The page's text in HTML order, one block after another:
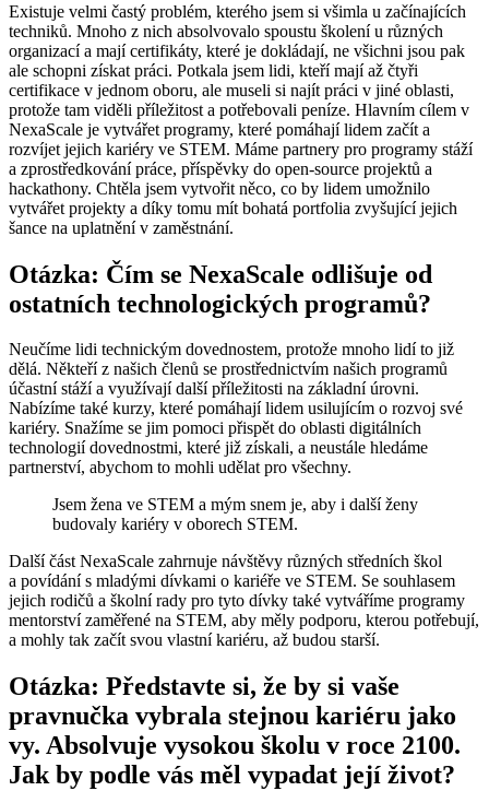
Existuje velmi častý problém, kterého jsem si všimla u začínajících
techniků. Mnoho z nich absolvovalo spoustu školení u různých
organizací a mají certifikáty, které je dokládají, ne všichni jsou pak
ale schopni získat práci. Potkala jsem lidi, kteří mají až čtyři
certifikace v jednom oboru, ale museli si najít práci v jiné oblasti,
protože tam viděli příležitost a potřebovali peníze. Hlavním cílem v
NexaScale je vytvářet programy, které pomáhají lidem začít a
rozvíjet jejich kariéry ve STEM. Máme partnery pro programy stáží
a zprostředkování práce, příspěvky do open-source projektů a
hackathony. Chtěla jsem vytvořit něco, co by lidem umožnilo
vytvářet projekty a díky tomu mít bohatá portfolia zvyšující jejich
šance na uplatnění v zaměstnání.
Otázka: Čím se NexaScale odlišuje od
ostatních technologických programů?
Neučíme lidi technickým dovednostem, protože mnoho lidí to již
dělá. Někteří z našich členů se prostřednictvím našich programů
účastní stáží a využívají další příležitosti na základní úrovni.
Nabízíme také kurzy, které pomáhají lidem usilujícím o rozvoj své
kariéry. Snažíme se jim pomoci přispět do oblasti digitálních
technologií dovednostmi, které již získali, a neustále hledáme
partnerství, abychom to mohli udělat pro všechny.
Jsem žena ve STEM a mým snem je, aby i další ženy
budovaly kariéry v oborech STEM.
Další část NexaScale zahrnuje návštěvy různých středních škol
a povídání s mladými dívkami o kariéře ve STEM. Se souhlasem
jejich rodičů a školní rady pro tyto dívky také vytváříme programy
mentorství zaměřené na STEM, aby měly podporu, kterou potřebují,
a mohly tak začít svou vlastní kariéru, až budou starší.
Otázka: Představte si, že by si vaše
pravnučka vybrala stejnou kariéru jako
vy. Absolvuje vysokou školu v roce 2100.
Jak by podle vás měl vypadat její život?